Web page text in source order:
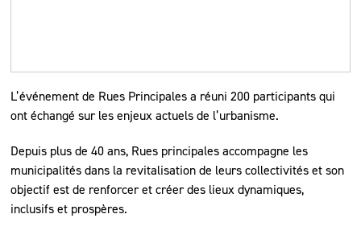
L’événement de Rues Principales a réuni 200 participants qui
ont échangé sur les enjeux actuels de l’urbanisme.
Depuis plus de 40 ans, Rues principales accompagne les
municipalités dans la revitalisation de leurs collectivités et son
objectif est de renforcer et créer des lieux dynamiques,
inclusifs et prospères.